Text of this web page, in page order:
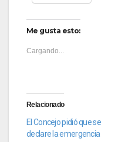
Me gusta esto:
Cargando...
Relacionado
El Concejo pidió que se
declare la emergencia